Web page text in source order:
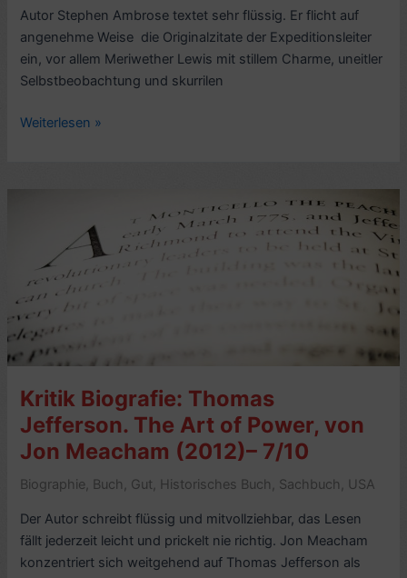
Autor Stephen Ambrose textet sehr flüssig. Er flicht auf
angenehme Weise die Originalzitate der Expeditionsleiter
ein, vor allem Meriwether Lewis mit stillem Charme, uneitler
Selbstbeobachtung und skurrilen
Rezension
Thomas
Jefferson,
and
the
Opening
of
American
West,
von
Ambrose
(1996)
–
8/10
Weiterlesen »
Kritik Biografie: Thomas
Jefferson. The Art of Power, von
Jon Meacham (2012)– 7/10
Biographie, Buch , Gut, Historisches Buch , Sachbuch , USA
Der Autor schreibt flüssig und mitvollziehbar, das Lesen
fällt jederzeit leicht und prickelt nie richtig. Jon Meacham
konzentriert sich weitgehend auf Thomas Jefferson als